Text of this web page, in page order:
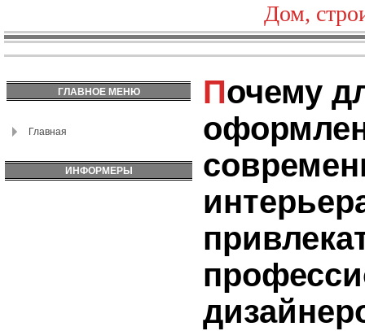
Дом,
ГЛАВНОЕ МЕНЮ
Главная
ИНФОРМЕРЫ
Почему для